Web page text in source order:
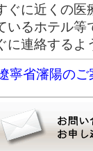
ぐに近くの医
いるホテル等
に連絡するよ
寧省瀋陽のご